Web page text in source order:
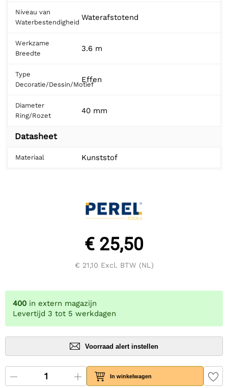
Niveau van
Waterbestendigheid
Waterafstotend
Werkzame
Breedte
3.6 m
Type
Decoratie/Dessin/Motief
Effen
Diameter
Ring/Rozet
40 mm
Datasheet
Materiaal Kunststof
€ 25,50
€ 21,10 Excl. BTW (NL)
400 in extern magazijn
Levertijd 3 tot 5 werkdagen
Voorraad alert instellen
In winkelwagen